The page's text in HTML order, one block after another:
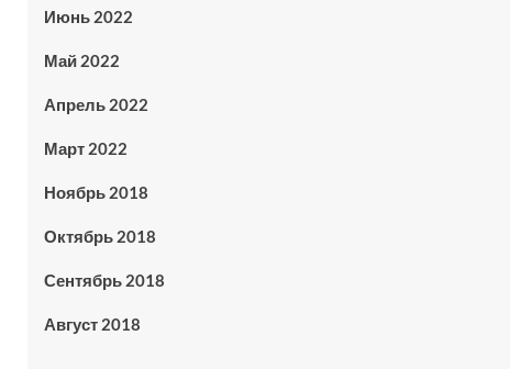
Июнь 2022
Май 2022
Апрель 2022
Март 2022
Ноябрь 2018
Октябрь 2018
Сентябрь 2018
Август 2018